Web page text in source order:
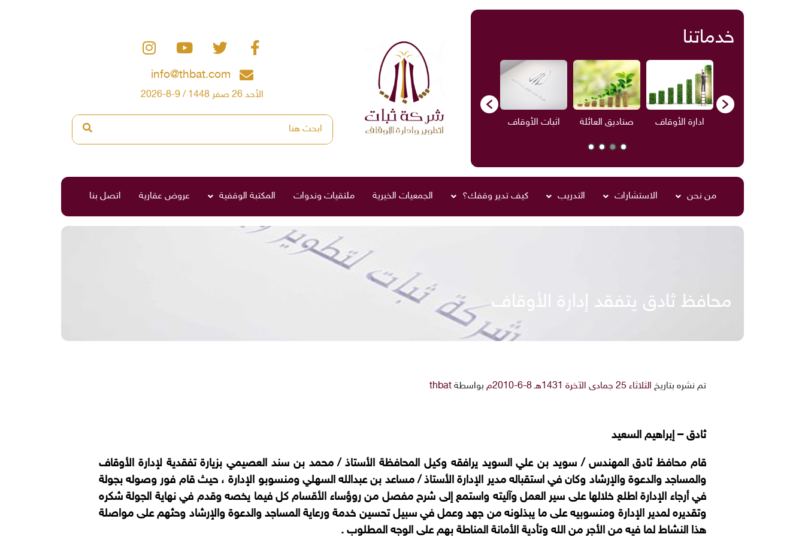
خدماتنا
ادارة الأوقاف صناديق العائلة اثبات الأوقاف الاستشارات ادارة الأوقاف صناديق العائلة
info@thbat.com
الأحد 26 صفر 1448 / 9-8-2026
من نحن الاستشارات التدريب كيف تدير وقفك؟ الجمعيات الخيرية ملتقيات وندوات المكتبة الوقفية عروض عقارية اتصل بنا
محافظ ثادق يتفقد إدارة الأوقاف
تم نشره بتاريخ الثلاثاء 25 جمادى الآخرة 1431هـ 8-6-2010م بواسطة thbat
ثادق – إبراهيم السعيد
قام محافظ ثادق المهندس / سويد بن علي السويد يرافقه وكيل المحافظة الأستاذ / محمد بن سند العصيمي بزيارة تفقدية لإدارة الأوقاف
والمساجد والدعوة والإرشاد وكان في استقباله مدير الإدارة الأستاذ / مساعد بن عبدالله السهلي ومنسوبو الإدارة ، حيث قام فور وصوله بجولة
في أرجاء الإدارة اطلع خلالها على سير العمل وآليته واستمع إلى شرح مفصل من روؤساء الأقسام كل فيما يخصه وقدم في نهاية الجولة شكره
وتقديره لمدير الإدارة ومنسوبيه على ما يبذلونه من جهد وعمل في سبيل تحسين خدمة ورعاية المساجد والدعوة والإرشاد وحثهم على مواصلة
هذا النشاط لما فيه من الأجر من الله وتأدية الأمانة المناطة بهم على الوجه المطلوب .